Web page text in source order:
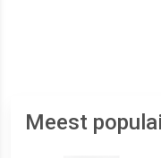
Meest